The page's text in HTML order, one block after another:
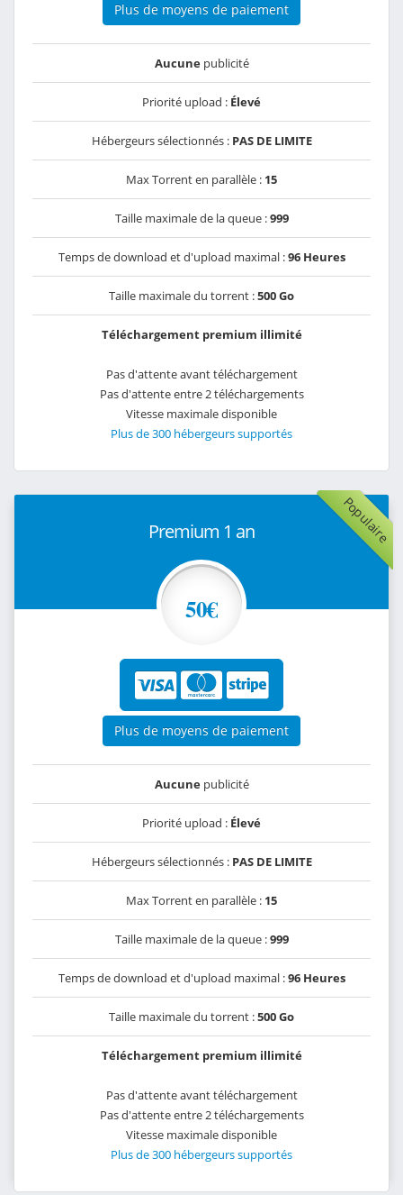
Plus de moyens de paiement
Aucunepublicité
Priorité upload : Élevé
Hébergeurs sélectionnés : PAS DE LIMITE
Max Torrent en parallèle : 15
Taille maximale de la queue :999
Temps de download et d'upload maximal :96 Heures
Taille maximale du torrent :500 Go
Téléchargement premium illimité
Pas d'attente avant téléchargement
Pas d'attente entre 2 téléchargements
Vitesse maximale disponible
Plus de 300 hébergeurs supportés
Populaire
Premium 1 an
50€
Plus de moyens de paiement
Aucunepublicité
Priorité upload : Élevé
Hébergeurs sélectionnés : PAS DE LIMITE
Max Torrent en parallèle : 15
Taille maximale de la queue :999
Temps de download et d'upload maximal :96 Heures
Taille maximale du torrent :500 Go
Téléchargement premium illimité
Pas d'attente avant téléchargement
Pas d'attente entre 2 téléchargements
Vitesse maximale disponible
Plus de 300 hébergeurs supportés